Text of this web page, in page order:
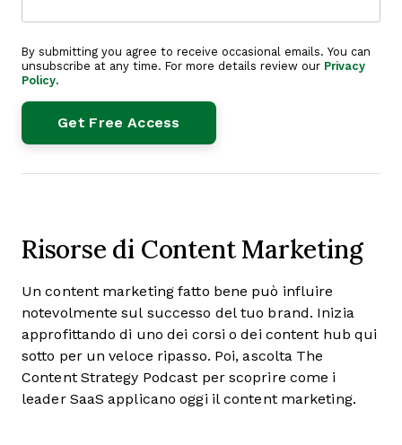
By submitting you agree to receive occasional emails. You can
unsubscribe at any time. For more details review our Privacy
Policy.
Risorse di Content Marketing
Un content marketing fatto bene può influire
notevolmente sul successo del tuo brand. Inizia
approfittando di uno dei corsi o dei content hub qui
sotto per un veloce ripasso. Poi, ascolta The
Content Strategy Podcast per scoprire come i
leader SaaS applicano oggi il content marketing.